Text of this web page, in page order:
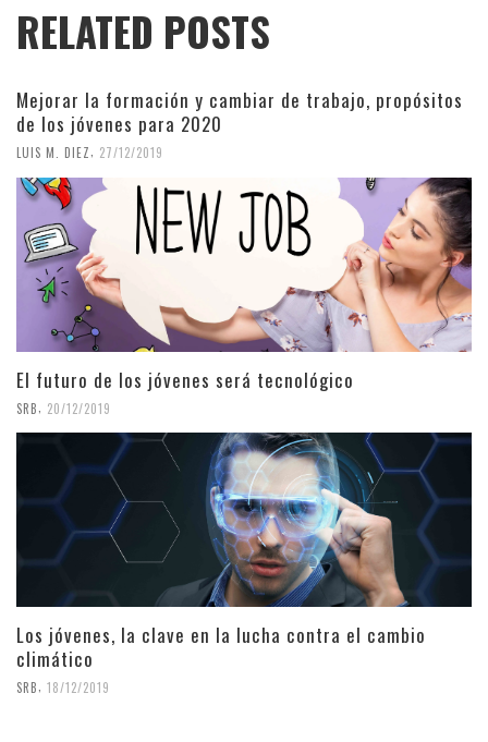
RELATED POSTS
Mejorar la formación y cambiar de trabajo, propósitos
de los jóvenes para 2020
LUIS M. DIEZ 27/12/2019
El futuro de los jóvenes será tecnológico
SRB 20/12/2019
Los jóvenes, la clave en la lucha contra el cambio
climático
SRB, 18/12/2019